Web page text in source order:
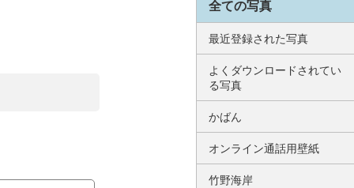
全ての写真
最近登録された写真
よくダウンロードされてい
る写真
かばん
オンライン通話用壁紙
竹野海岸